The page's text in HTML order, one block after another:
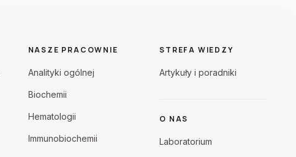
NASZE PRACOWNIE
Analityki ogólnej
Biochemii
Hematologii
Immunobiochemii
STREFA WIEDZY
Artykuły i poradniki
O NAS
Laboratorium